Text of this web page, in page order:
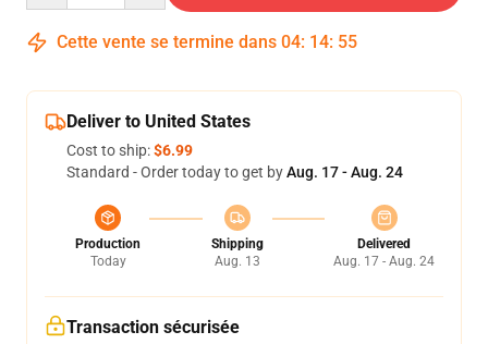
Cette vente se termine dans 04: 14: 55
Deliver to United States
Cost to ship:$6.99
Standard - Order today to get byAug. 17 - Aug. 24
Production
Today
Shipping
Aug. 13
Delivered
Aug. 17 - Aug. 24
Transaction sécurisée